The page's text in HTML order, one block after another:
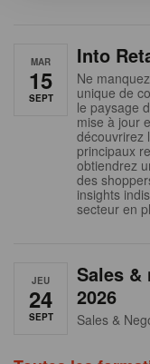
MAR
15
SEPT
Into
Ne
unique de
le paysage
mise à jour
découvrirez
principaux
obtiendrez
des
insights
secteur en
JEU
24
SEPT
Sales &
2026
Sales &